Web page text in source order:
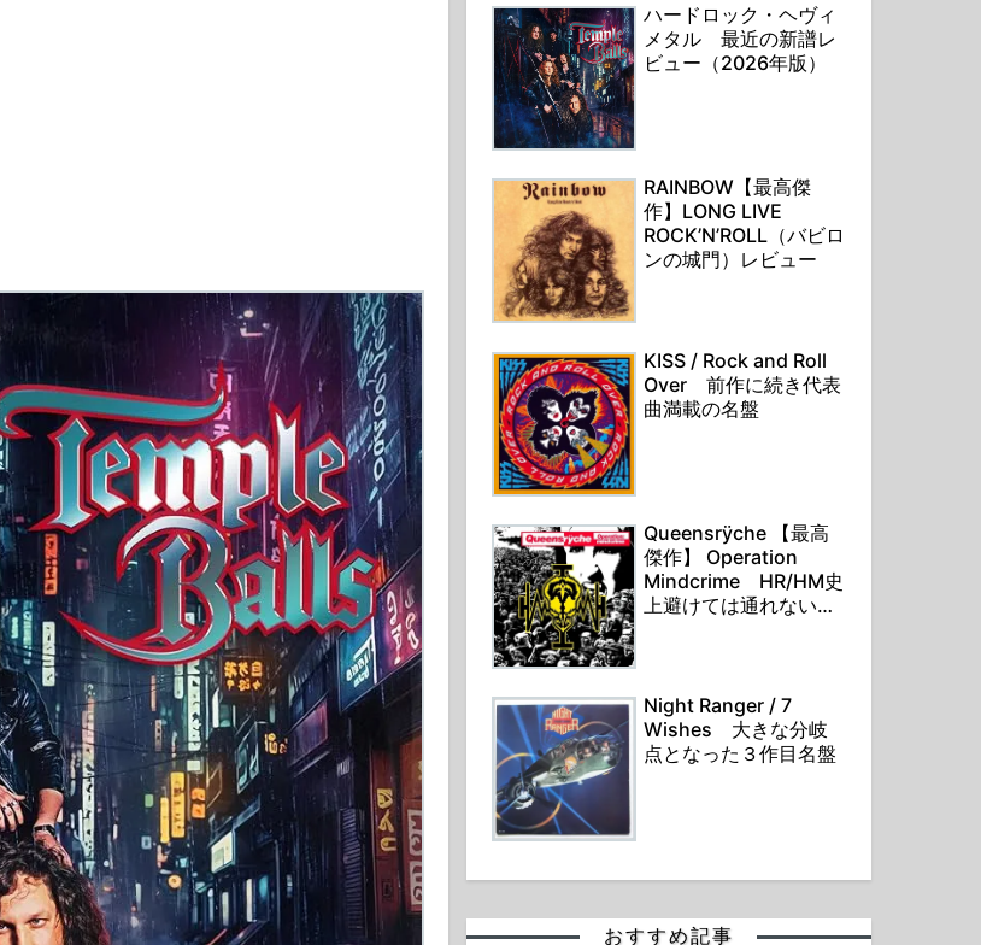
ハードロック・ヘヴィ
メタル 最近の新譜レ
ビュー（2026年版）
RAINBOW【最高傑
作】LONG LIVE
ROCK’N’ROLL（バビロ
ンの城門）レビュー
KISS / Rock and Roll
Over 前作に続き代表
曲満載の名盤
Queensrÿche 【最高
傑作】 Operation
Mindcrime HR/HM史
上避けては通れない通
Night Ranger / 7
Wishes 大きな分岐
点となった３作目名盤
おすすめ記事